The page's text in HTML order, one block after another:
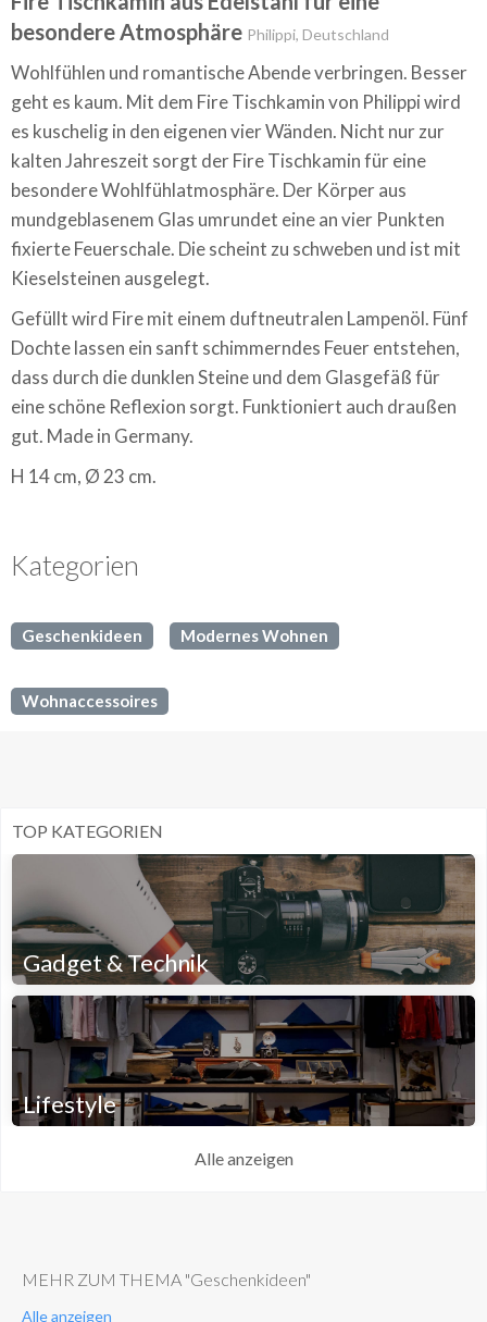
besondere Atmosphäre Philippi, Deutschland
Wohlfühlen und romantische Abende verbringen. Besser
geht es kaum. Mit dem Fire Tischkamin von Philippi wird
es kuschelig in den eigenen vier Wänden. Nicht nur zur
kalten Jahreszeit sorgt der Fire Tischkamin für eine
besondere Wohlfühlatmosphäre. Der Körper aus
mundgeblasenem Glas umrundet eine an vier Punkten
fixierte Feuerschale. Die scheint zu schweben und ist mit
Kieselsteinen ausgelegt.
Gefüllt wird Fire mit einem duftneutralen Lampenöl. Fünf
Dochte lassen ein sanft schimmerndes Feuer entstehen,
dass durch die dunklen Steine und dem Glasgefäß für
eine schöne Reflexion sorgt. Funktioniert auch draußen
gut. Made in Germany.
H 14 cm, Ø 23 cm.
Kategorien
Geschenkideen Modernes Wohnen
Wohnaccessoires
TOP KATEGORIEN
Gadget & Technik
Lifestyle
Alle anzeigen
MEHR ZUM THEMA "Geschenkideen"
Alle anzeigen